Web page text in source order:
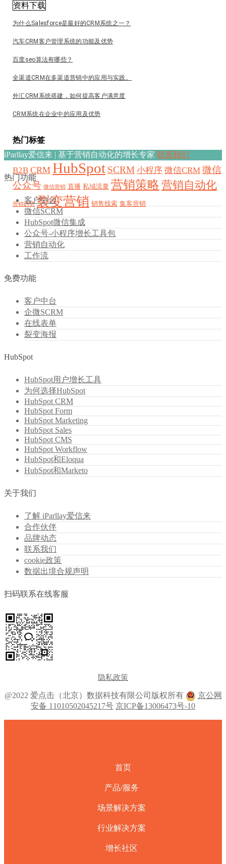
资料下载
为什么Salesforce是最好的CRM系统之一？
汽车CRM客户管理系统的功能及优势
百度seo算法有哪些？
全渠道CRM在多渠道营销中的应用与实践。
外汇CRM系统搭建，如何提高客户满意度
CRM系统在企业中的应用及优势
热门标签
B2B CRM HubSpot SCRM 小程序 微信CRM 微信
公众号 微信营销 直播 私域流量 营销策略 营销自动化
营销趋势 裂变营销 销售线索 集客营销
iParllay爱信来 | 基于营销自动化的增长专家 联系我们
热门功能
客户中台
微信SCRM
HubSpot微信集成
公众号-小程序增长工具包
营销自动化
工作流
免费功能
客户中台
企微SCRM
在线表单
裂变海报
HubSpot
HubSpot用户增长工具
为何选择HubSpot
HubSpot CRM
HubSpot Form
HubSpot Marketing
HubSpot Sales
HubSpot CMS
HubSpot Workflow
HubSpot和Eloqua
HubSpot和Marketo
关于我们
了解 iParllay爱信来
合作伙伴
品牌动态
联系我们
cookie政策
数据出境合规声明
扫码联系在线客服
隐私政策
@2022 爱点击（北京）数据科技有限公司版权所有
京公网
安备 11010502045217号 京ICP备13006473号-10
首页
产品/服务
场景解决方案
行业解决方案
增长社区